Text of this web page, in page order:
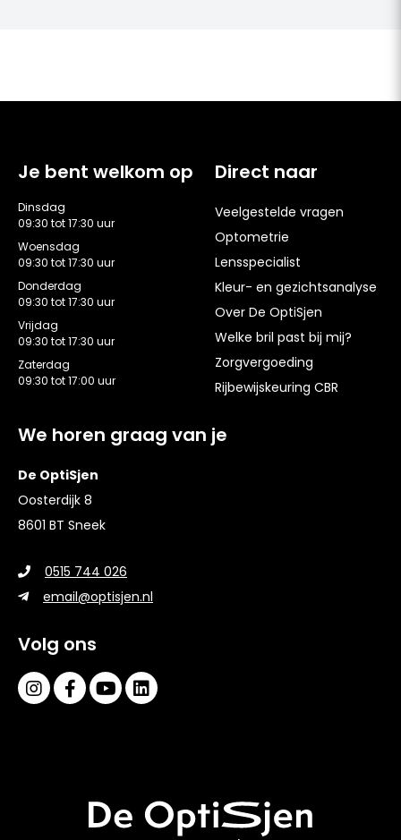
Je bent welkom op
Dinsdag
09:30 tot 17:30 uur
Woensdag
09:30 tot 17:30 uur
Donderdag
09:30 tot 17:30 uur
Vrijdag
09:30 tot 17:30 uur
Zaterdag
09:30 tot 17:00 uur
Direct naar
Veelgestelde vragen
Optometrie
Lensspecialist
Kleur- en gezichtsanalyse
Over De OptiSjen
Welke bril past bij mij?
Zorgvergoeding
Rijbewijskeuring CBR
We horen graag van je
De OptiSjen
Oosterdijk 8
8601 BT Sneek
0515 744 026
email@optisjen.nl
Volg ons